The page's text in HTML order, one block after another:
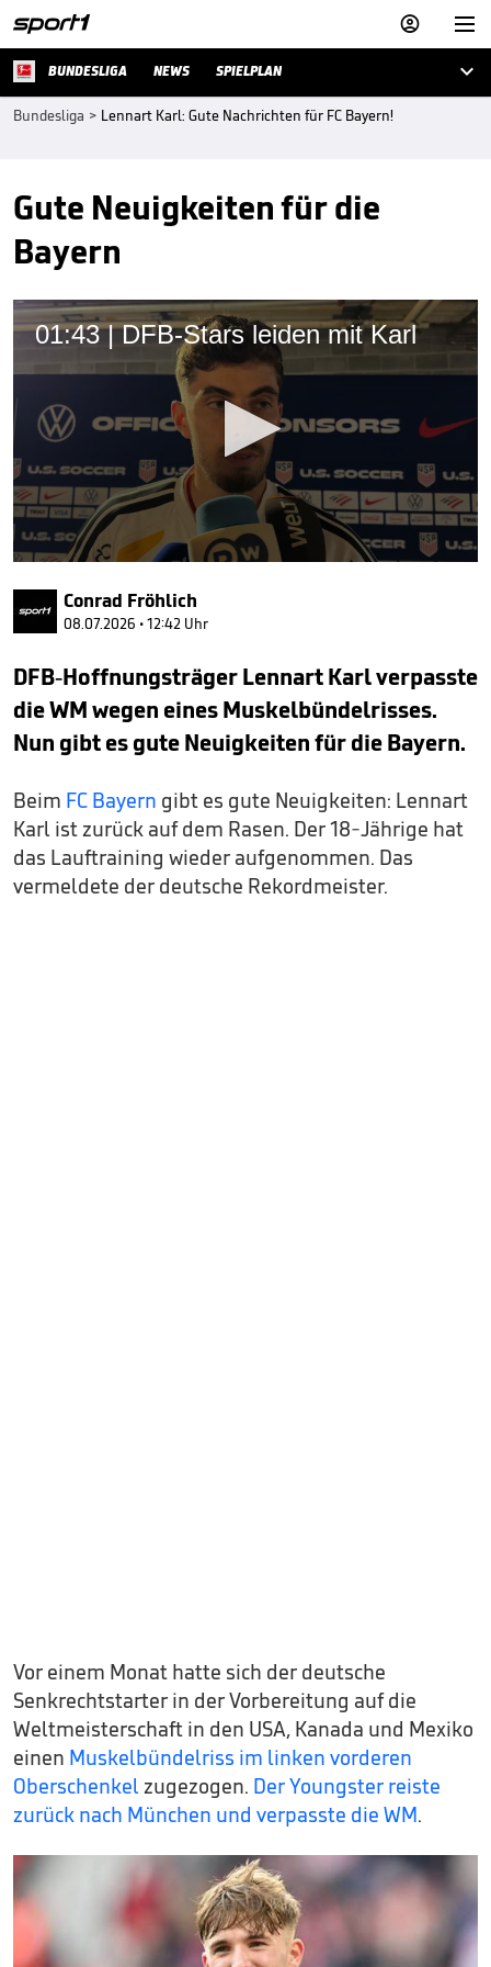


BUNDESLIGA NEWS SPIELPLAN 
Bundesliga > Lennart Karl: Gute Nachrichten für FC Bayern!
Gute Neuigkeiten für die
Bayern
01:43 | DFB-Stars leiden mit Karl
seconds
of
minute,
seconds
Conrad Fröhlich
08.07.2026 • 12:42 Uhr
DFB-Hoffnungsträger Lennart Karl verpasste
die WM wegen eines Muskelbündelrisses.
Nun gibt es gute Neuigkeiten für die Bayern.
Beim FC Bayern gibt es gute Neuigkeiten: Lennart
Karl ist zurück auf dem Rasen. Der 18-Jährige hat
das Lauftraining wieder aufgenommen. Das
vermeldete der deutsche Rekordmeister.
Vor einem Monat hatte sich der deutsche
Senkrechtstarter in der Vorbereitung auf die
Weltmeisterschaft in den USA, Kanada und Mexiko
einen Muskelbündelriss im linken vorderen
Oberschenkelzugezogen. Der Youngster reiste
zurück nach München und verpasste die WM.